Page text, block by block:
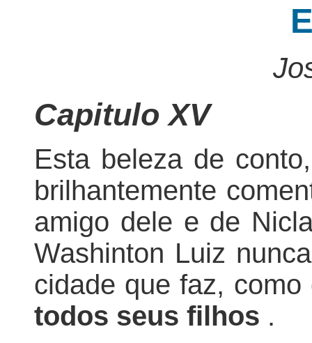
Capitulo XV
Esta beleza de
brilhantemente
amigo dele e de
Washinton Luiz
cidade que faz,
todos seus filhos .